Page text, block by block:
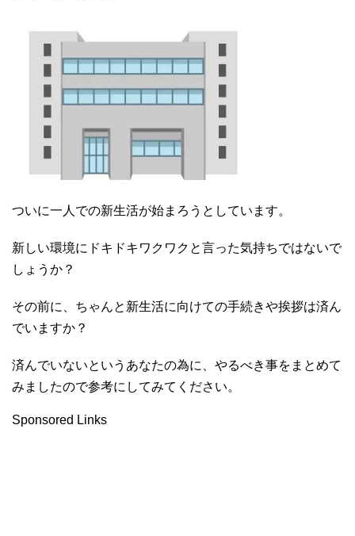
ついに一人での新生活が始まろうとしています。
新しい環境にドキドキワクワクと言った気持ちではないで
しょうか？
その前に、ちゃんと新生活に向けての手続きや挨拶は済ん
でいますか？
済んでいないというあなたの為に、やるべき事をまとめて
みましたので参考にしてみてください。
Sponsored Links